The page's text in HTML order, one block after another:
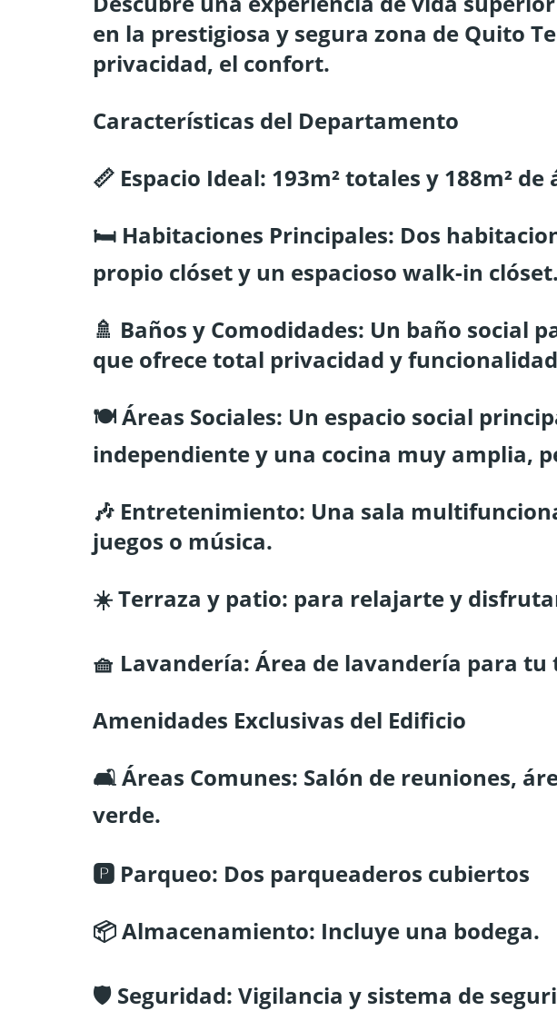
en la prestigiosa y segura zona de Quito
privacidad, el confort.
Características del Departamento
📏 Espacio Ideal: 193m² totales y 188m²
🛏️ Habitaciones Principales: Dos
propio clóset y un espacioso walk-in clóset.
🚿 Baños y Comodidades: Un baño social
que ofrece total privacidad y
🍽️ Áreas Sociales: Un espacio social
independiente y una cocina muy amplia,
🎶 Entretenimiento: Una sala
juegos o música.
☀️ Terraza y patio: para relajarte y
🧺 Lavandería: Área de lavandería para
Amenidades Exclusivas del Edificio
🛋️ Áreas Comunes: Salón de reuniones,
verde.
🅿️ Parqueo: Dos parqueaderos cubiertos
📦 Almacenamiento: Incluye una bodega.
🛡️ Seguridad: Vigilancia y sistema de